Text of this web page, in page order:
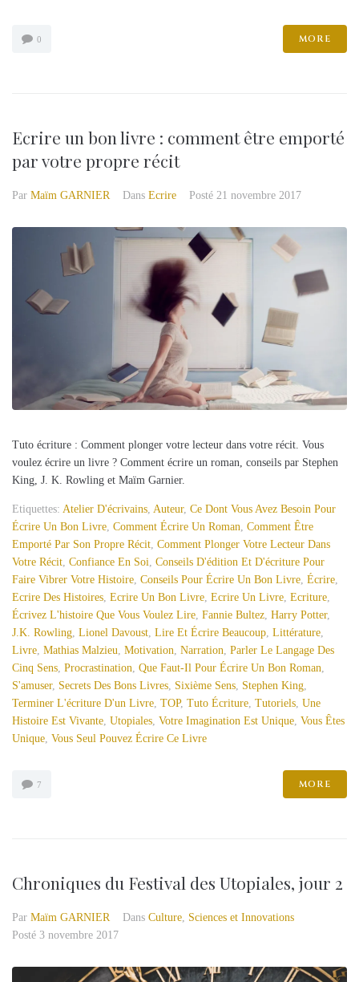
0 MORE
Ecrire un bon livre : comment être emporté
par votre propre récit
Par Maïm GARNIER Dans Ecrire Posté 21 novembre 2017
Tuto écriture : Comment plonger votre lecteur dans votre récit. Vous
voulez écrire un livre ? Comment écrire un roman, conseils par Stephen
King, J. K. Rowling et Maïm Garnier.
Etiquettes: Atelier D'écrivains, Auteur, Ce Dont Vous Avez Besoin Pour
Écrire Un Bon Livre, Comment Écrire Un Roman, Comment Être
Emporté Par Son Propre Récit, Comment Plonger Votre Lecteur Dans
Votre Récit, Confiance En Soi, Conseils D'édition Et D'écriture Pour
Faire Vibrer Votre Histoire, Conseils Pour Écrire Un Bon Livre, Écrire,
Ecrire Des Histoires, Ecrire Un Bon Livre, Ecrire Un Livre, Ecriture,
Écrivez L'histoire Que Vous Voulez Lire, Fannie Bultez, Harry Potter,
J.K. Rowling, Lionel Davoust, Lire Et Écrire Beaucoup, Littérature,
Livre, Mathias Malzieu, Motivation, Narration, Parler Le Langage Des
Cinq Sens, Procrastination, Que Faut-Il Pour Écrire Un Bon Roman,
S'amuser, Secrets Des Bons Livres, Sixième Sens, Stephen King,
Terminer L'écriture D'un Livre, TOP, Tuto Écriture, Tutoriels, Une
Histoire Est Vivante, Utopiales, Votre Imagination Est Unique, Vous Êtes
Unique, Vous Seul Pouvez Écrire Ce Livre
7 MORE
Chroniques du Festival des Utopiales, jour 2
Par Maïm GARNIER Dans Culture, Sciences et Innovations
Posté 3 novembre 2017